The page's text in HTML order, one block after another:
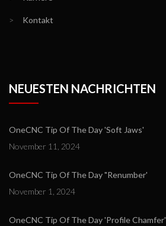
> Kontakt
NEUESTEN NACHRICHTEN
OneCNC Tip Of The Day 'Soft Jaws'
November 11, 2024
OneCNC Tip Of The Day "Renumber'
November 1, 2024
OneCNC Tip Of The Day 'Profile Chamfer'